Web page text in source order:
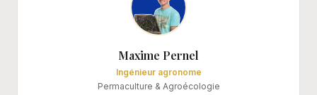
Maxime Pernel
Ingénieur agronome
Permaculture & Agroécologie